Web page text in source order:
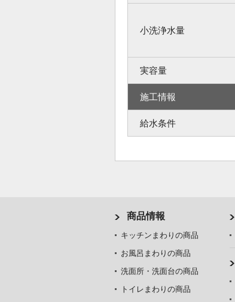
小洗浄水量
実容量
施工情報
給水条件
商品情報
キッチンまわりの商品
お風呂まわりの商品
洗面所・洗面台の商品
トイレまわりの商品